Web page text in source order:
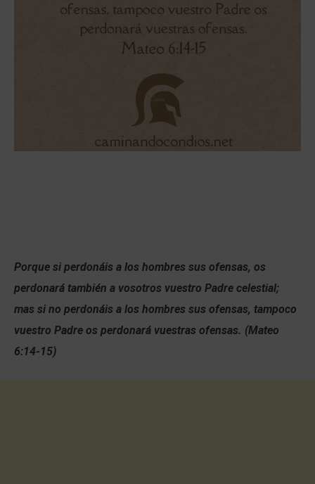
Porque si perdonáis a los hombres sus ofensas, os
perdonará también a vosotros vuestro Padre celestial;
mas si no perdonáis a los hombres sus ofensas, tampoco
vuestro Padre os perdonará vuestras ofensas. (Mateo
6:14-15)